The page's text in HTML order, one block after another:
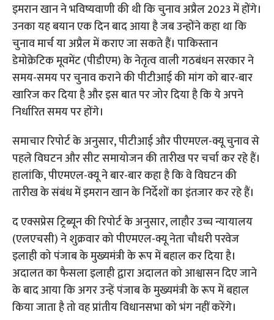
इमरान खान ने भविष्यवाणी की थी कि चुनाव अप्रैल 2023 में होंगे।
उनका यह बयान एक दिन बाद आया है जब उन्होंने कहा था कि
चुनाव मार्च या अप्रैल में कराए जा सकते हैं। पाकिस्तान
डेमोक्रेटिक मूवमेंट (पीडीएम) के नेतृत्व वाली गठबंधन सरकार ने
समय-समय पर चुनाव कराने की पीटीआई की मांग को बार-बार
खारिज कर दिया है और इस बात पर जोर दिया है कि ये अपने
निर्धारित समय पर होंगे।
समाचार रिपोर्ट के अनुसार, पीटीआई और पीएमएल-क्यू चुनाव से
पहले विघटन और सीट समायोजन की तारीख पर चर्चा कर रहे हैं।
हालांकि, पीएमएल-क्यू ने बार-बार कहा है कि वे विघटन की
तारीख के संबंध में इमरान खान के निर्देशों का इंतजार कर रहे हैं।
द एक्सप्रेस ट्रिब्यून की रिपोर्ट के अनुसार, लाहौर उच्च न्यायालय
(एलएचसी) ने शुक्रवार को पीएमएल-क्यू नेता चौधरी परवेज
इलाही को पंजाब के मुख्यमंत्री के रूप में बहाल कर दिया है।
अदालत का फैसला इलाही द्वारा अदालत को आश्वासन दिए जाने
के बाद आया कि अगर उन्हें पंजाब के मुख्यमंत्री के रूप में बहाल
किया जाता है तो वह प्रांतीय विधानसभा को भंग नहीं करेंगे।